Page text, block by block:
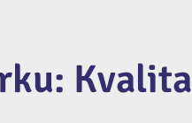
Kvalita